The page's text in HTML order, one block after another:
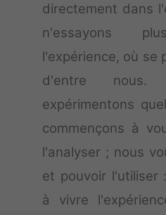
directement dans
n'essayons
l'expérience, où se
d'entre nous.
expérimentons
commençons à
l'analyser ; nous
et pouvoir l'utiliser
à vivre